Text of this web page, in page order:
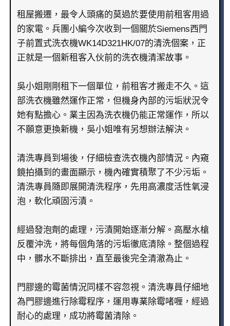
租屋搬遷，最令人頭痛的莫過於要使用前租客用過
的家電。兵團小編今次收到一個關於Siemens西門
子前置式洗衣機WK14D321HK/07的清洗個案，正
正就是一個新租客入伙前的洗衣機清潔故事。
吳小姐剛剛租下一個單位，前租客才搬走不久。這
部洗衣機雖然運作正常，但機身內部的污垢狀況令
她有點擔心。業主因為洗衣機仍能正常運作，所以
不願意更換新機，吳小姐唯有另想辦法解決。
清洗專員到場後，仔細檢查洗衣機內部情況。內窺
鏡拍攝到的畫面顯示，機內確實積聚了不少污垢。
清洗專員隨即展開清洗程序，先用高濃度活性氧浸
泡，軟化頑固污漬。
經過發泡劑的處理，污漬開始逐漸分解。高壓水槍
反覆沖洗，將每個角落的污垢徹底清除。整個過程
中，髒水不斷排出，直至最後完全清澈為止。
門膠邊的霉菌情況同樣不容忽視。清洗專員仔細地
為門膠邊進行除霉程序，運用專業除霉啫喱，經過
耐心的處理，成功將霉菌清除。